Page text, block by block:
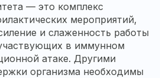
— это комплекс
мероприятий,
и слаженность работы
в иммунном
атаке. Другими
организма необходимы